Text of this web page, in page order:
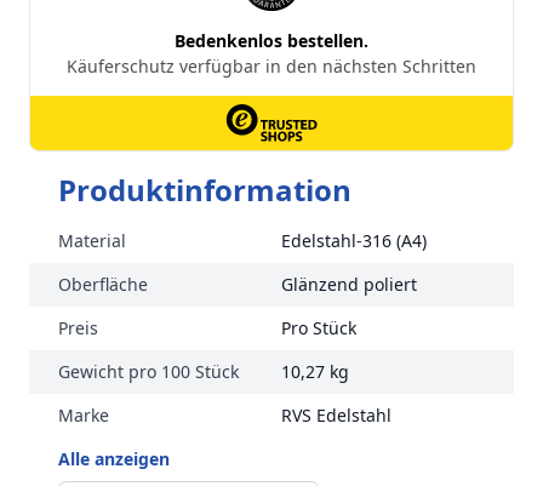
Produktinformation
Material
Edelstahl-316 (A4)
Oberfläche
Glänzend poliert
Preis
Pro Stück
Gewicht pro 100 Stück
10,27 kg
Marke
RVS Edelstahl
Alle anzeigen